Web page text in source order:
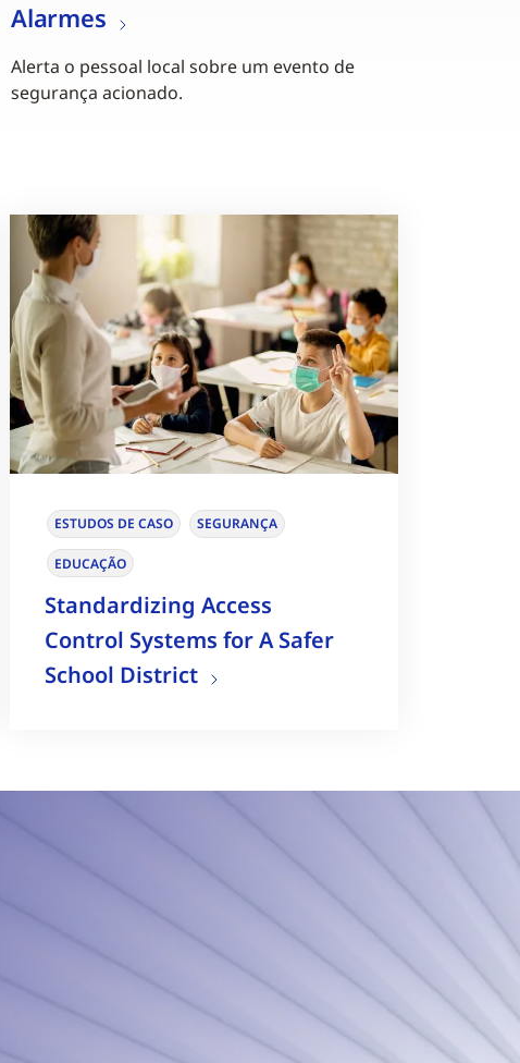
Alarmes
Alerta o pessoal local sobre um evento de
segurança acionado.
ESTUDOS DE CASO SEGURANÇA
EDUCAÇÃO
Standardizing Access
Control Systems for A Safer
School District